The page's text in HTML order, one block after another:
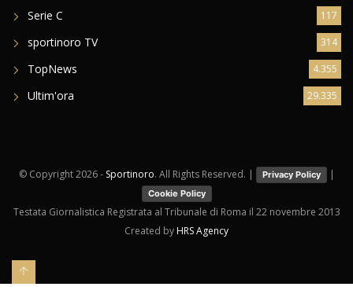
Serie C 117
sportinoro TV 314
TopNews 4.355
Ultim'ora 29.335
© Copyright2026 - Sportinoro. All Rights Reserved. | Privacy Policy |
Cookie Policy
Testata Giornalistica Registrata al Tribunale di Roma il 22 novembre 2013
Created by HRS Agency